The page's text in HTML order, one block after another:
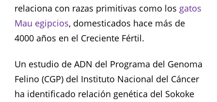
relaciona con razas primitivas como los gatos
Mau egipcios, domesticados hace más de
4000 años en el Creciente Fértil.
Un estudio de ADN del Programa del Genoma
Felino (CGP) del Instituto Nacional del Cáncer
ha identificado relación genética del Sokoke